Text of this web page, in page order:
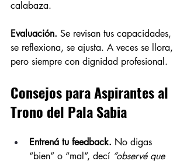
calabaza.
Evaluación. Se revisan tus capacidades,
se reflexiona, se ajusta. A veces se llora,
pero siempre con dignidad profesional.
Consejos para Aspirantes al
Trono del Pala Sabia
Entrená tu feedback. No digas
“bien” o “mal”, decí “observé que